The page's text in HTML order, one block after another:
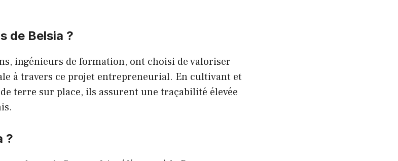
de Belsia ?
ingénieurs de formation, ont choisi de valoriser
à travers ce projet entrepreneurial. En cultivant et
terre sur place, ils assurent une traçabilité élevée
?